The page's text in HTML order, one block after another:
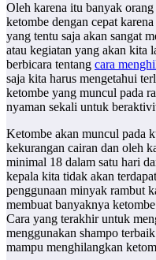
Oleh karena itu banyak
ketombe dengan cepat
yang tentu saja akan sangat
atau kegiatan yang akan kita
berbicara tentang cara
saja kita harus mengetahui
ketombe yang muncul pada
nyaman sekali untuk
Ketombe akan muncul pada
kekurangan cairan dan oleh
minimal 18 dalam satu hari
kepala kita tidak akan
penggunaan minyak rambut
membuat banyaknya
Cara yang terakhir untuk
menggunakan shampo
mampu menghilangkan